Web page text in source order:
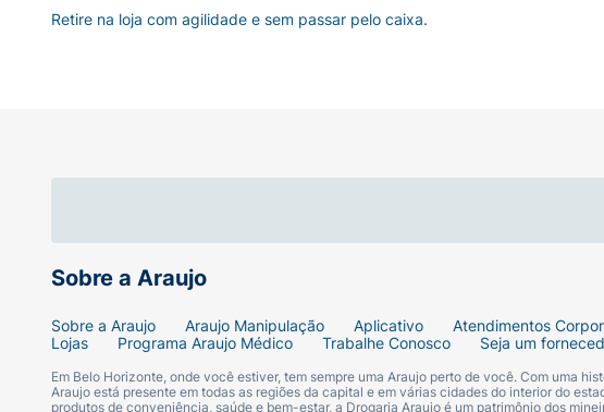
Sobre a Araujo
Sobre a Araujo Araujo Manipulação Aplicativo Atendimentos
Lojas
Programa Araujo Médico Trabalhe Conosco Seja um
Em Belo Horizonte, onde você estiver, tem sempre uma Araujo perto de você. Com uma
Araujo está presente em todas as regiões da capital e em várias cidades do interior do
produtos de conveniência, saúde e bem-estar, a Drogaria Araujo é um patrimônio dos
Retire na loja com agilidade e sem passar pelo caixa.